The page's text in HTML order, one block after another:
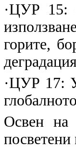
·ЦУР 15:
горите,
·ЦУР 17:
Освен на